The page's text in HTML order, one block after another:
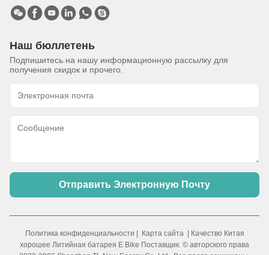
Наш бюллетень
Подпишитесь на нашу информационную рассылку для
получения скидок и прочего.
Отправить Электронную Почту
Политика конфиденциальности Карта сайта| Качество Китая
хорошее Литийная батарея E Bike Поставщик. © авторского права